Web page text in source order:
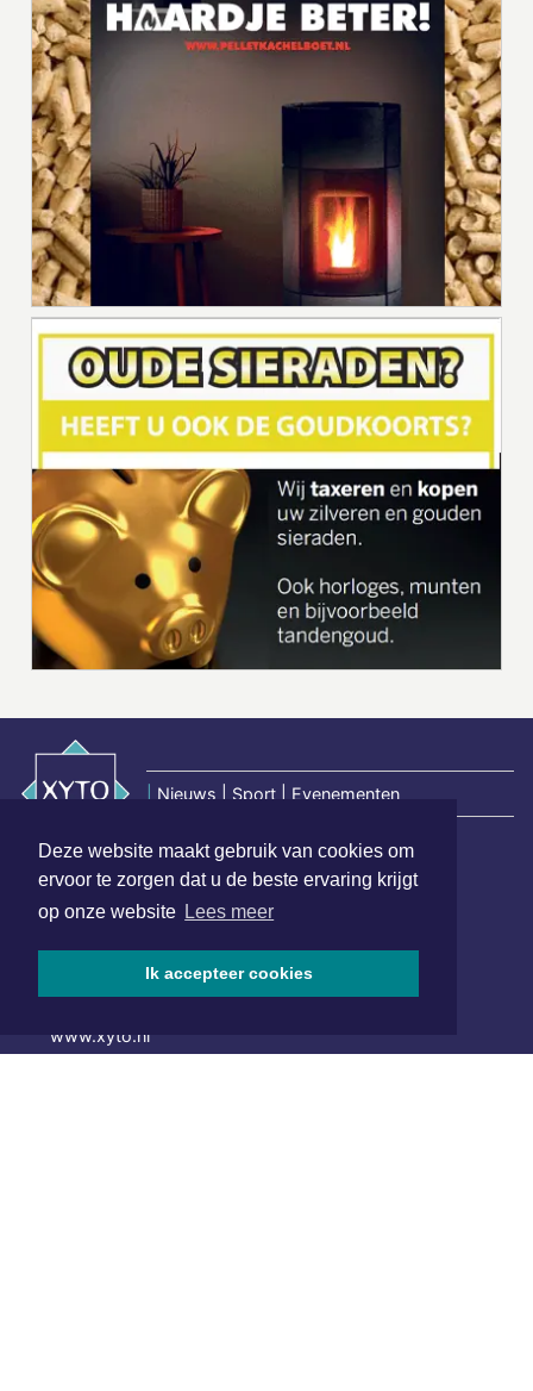
Deze website maakt gebruik van cookies om
ervoor te zorgen dat u de beste ervaring krijgt
op onze website Lees meer
Ik accepteer cookies
Nieuws | Sport | Evenementen
Hoofdvestiging:
van Benthuizenlaan 1
072 8200 600
www.xyto.nl